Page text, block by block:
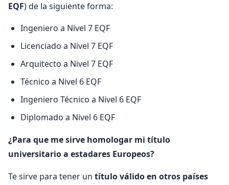
EQF) de la siguiente forma:
Ingeniero a Nivel 7 EQF
Licenciado a Nivel 7 EQF
Arquitecto a Nivel 7 EQF
Técnico a Nivel 6 EQF
Ingeniero Técnico a Nivel 6 EQF
Diplomado a Nivel 6 EQF
¿Para que me sirve homologar mi título
universitario a estadares Europeos?
Te sirve para tener un título válido en otros países